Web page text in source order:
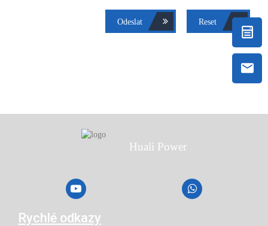
Odeslat Reset
Huali Power
Rychlé odkazy